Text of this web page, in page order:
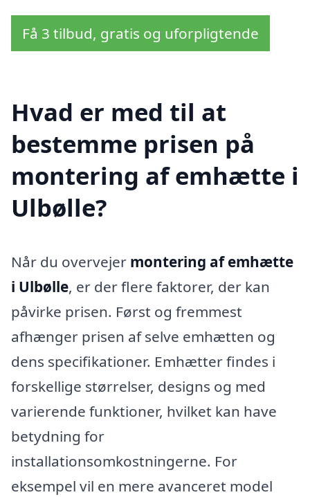
Få 3 tilbud, gratis og uforpligtende
Hvad er med til at
bestemme prisen på
montering af emhætte i
Ulbølle?
Når du overvejer montering af emhætte
i Ulbølle, er der flere faktorer, der kan
påvirke prisen. Først og fremmest
afhænger prisen af selve emhætten og
dens specifikationer. Emhætter findes i
forskellige størrelser, designs og med
varierende funktioner, hvilket kan have
betydning for
installationsomkostningerne. For
eksempel vil en mere avanceret model